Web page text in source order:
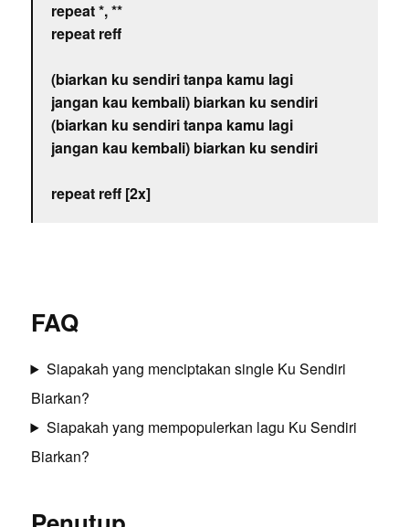
repeat *, **
repeat reff
(biarkan ku sendiri tanpa kamu lagi
jangan kau kembali) biarkan ku sendiri
(biarkan ku sendiri tanpa kamu lagi
jangan kau kembali) biarkan ku sendiri
repeat reff [2x]
FAQ
Siapakah yang menciptakan single Ku Sendiri
Biarkan?
Siapakah yang mempopulerkan lagu Ku Sendiri
Biarkan?